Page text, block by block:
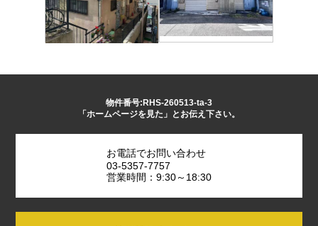
物件番号:RHS-260513-ta-3
「ホームページを見た」とお伝え下さい。
お電話でお問い合わせ
03-5357-7757
営業時間：9:30～18:30